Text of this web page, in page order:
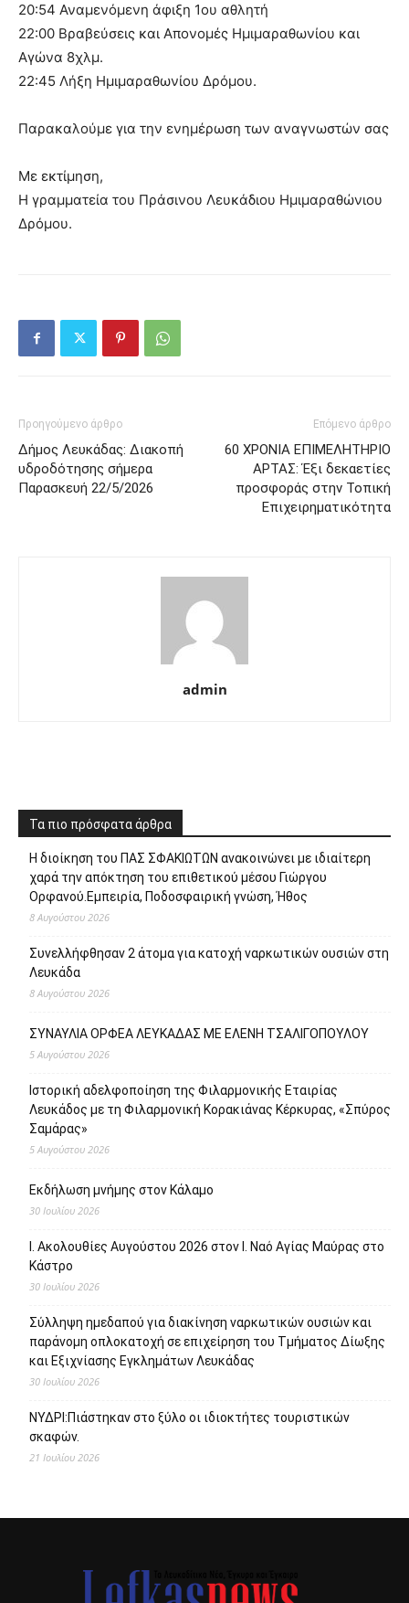
20:54 Αναμενόμενη άφιξη 1ου αθλητή
22:00 Βραβεύσεις και Απονομές Ημιμαραθωνίου και
Αγώνα 8χλμ.
22:45 Λήξη Ημιμαραθωνίου Δρόμου.
Παρακαλούμε για την ενημέρωση των αναγνωστών σας
Με εκτίμηση,
Η γραμματεία του Πράσινου Λευκάδιου Ημιμαραθώνιου
Δρόμου.
Προηγούμενο άρθρο
Δήμος Λευκάδας: Διακοπή
υδροδότησης σήμερα
Παρασκευή 22/5/2026
Επόμενο άρθρο
60 ΧΡΟΝΙΑ ΕΠΙΜΕΛΗΤΗΡΙΟ
ΑΡΤΑΣ: Έξι δεκαετίες
προσφοράς στην Τοπική
Επιχειρηματικότητα
admin
Τα πιο πρόσφατα άρθρα
Η διοίκηση του ΠΑΣ ΣΦΑΚΙΩΤΩΝ ανακοινώνει με ιδιαίτερη
χαρά την απόκτηση του επιθετικού μέσου Γιώργου
Ορφανού.Εμπειρία, Ποδοσφαιρική γνώση, Ήθος
8 Αυγούστου 2026
Συνελλήφθησαν 2 άτομα για κατοχή ναρκωτικών ουσιών στη
Λευκάδα
8 Αυγούστου 2026
ΣΥΝΑΥΛΙΑ ΟΡΦΕΑ ΛΕΥΚΑΔΑΣ ΜΕ ΕΛΕΝΗ ΤΣΑΛΙΓΟΠΟΥΛΟΥ
5 Αυγούστου 2026
Ιστορική αδελφοποίηση της Φιλαρμονικής Εταιρίας
Λευκάδος με τη Φιλαρμονική Κορακιάνας Κέρκυρας, «Σπύρος
Σαμάρας»
5 Αυγούστου 2026
Εκδήλωση μνήμης στον Κάλαμο
30 Ιουλίου 2026
Ι. Ακολουθίες Αυγούστου 2026 στον Ι. Ναό Αγίας Μαύρας στο
Κάστρο
30 Ιουλίου 2026
Σύλληψη ημεδαπού για διακίνηση ναρκωτικών ουσιών και
παράνομη οπλοκατοχή σε επιχείρηση του Τμήματος Δίωξης
και Εξιχνίασης Εγκλημάτων Λευκάδας
30 Ιουλίου 2026
ΝΥΔΡΙ:Πιάστηκαν στο ξύλο οι ιδιοκτήτες τουριστικών
σκαφών.
21 Ιουλίου 2026